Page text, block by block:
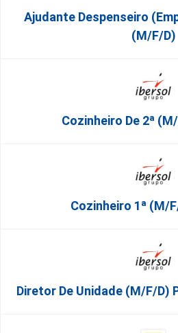
Ajudante Despenseiro
(M/F/D)
Cozinheiro De 2ª
Cozinheiro 1ª (M/
Diretor De Unidade (m/f/d)